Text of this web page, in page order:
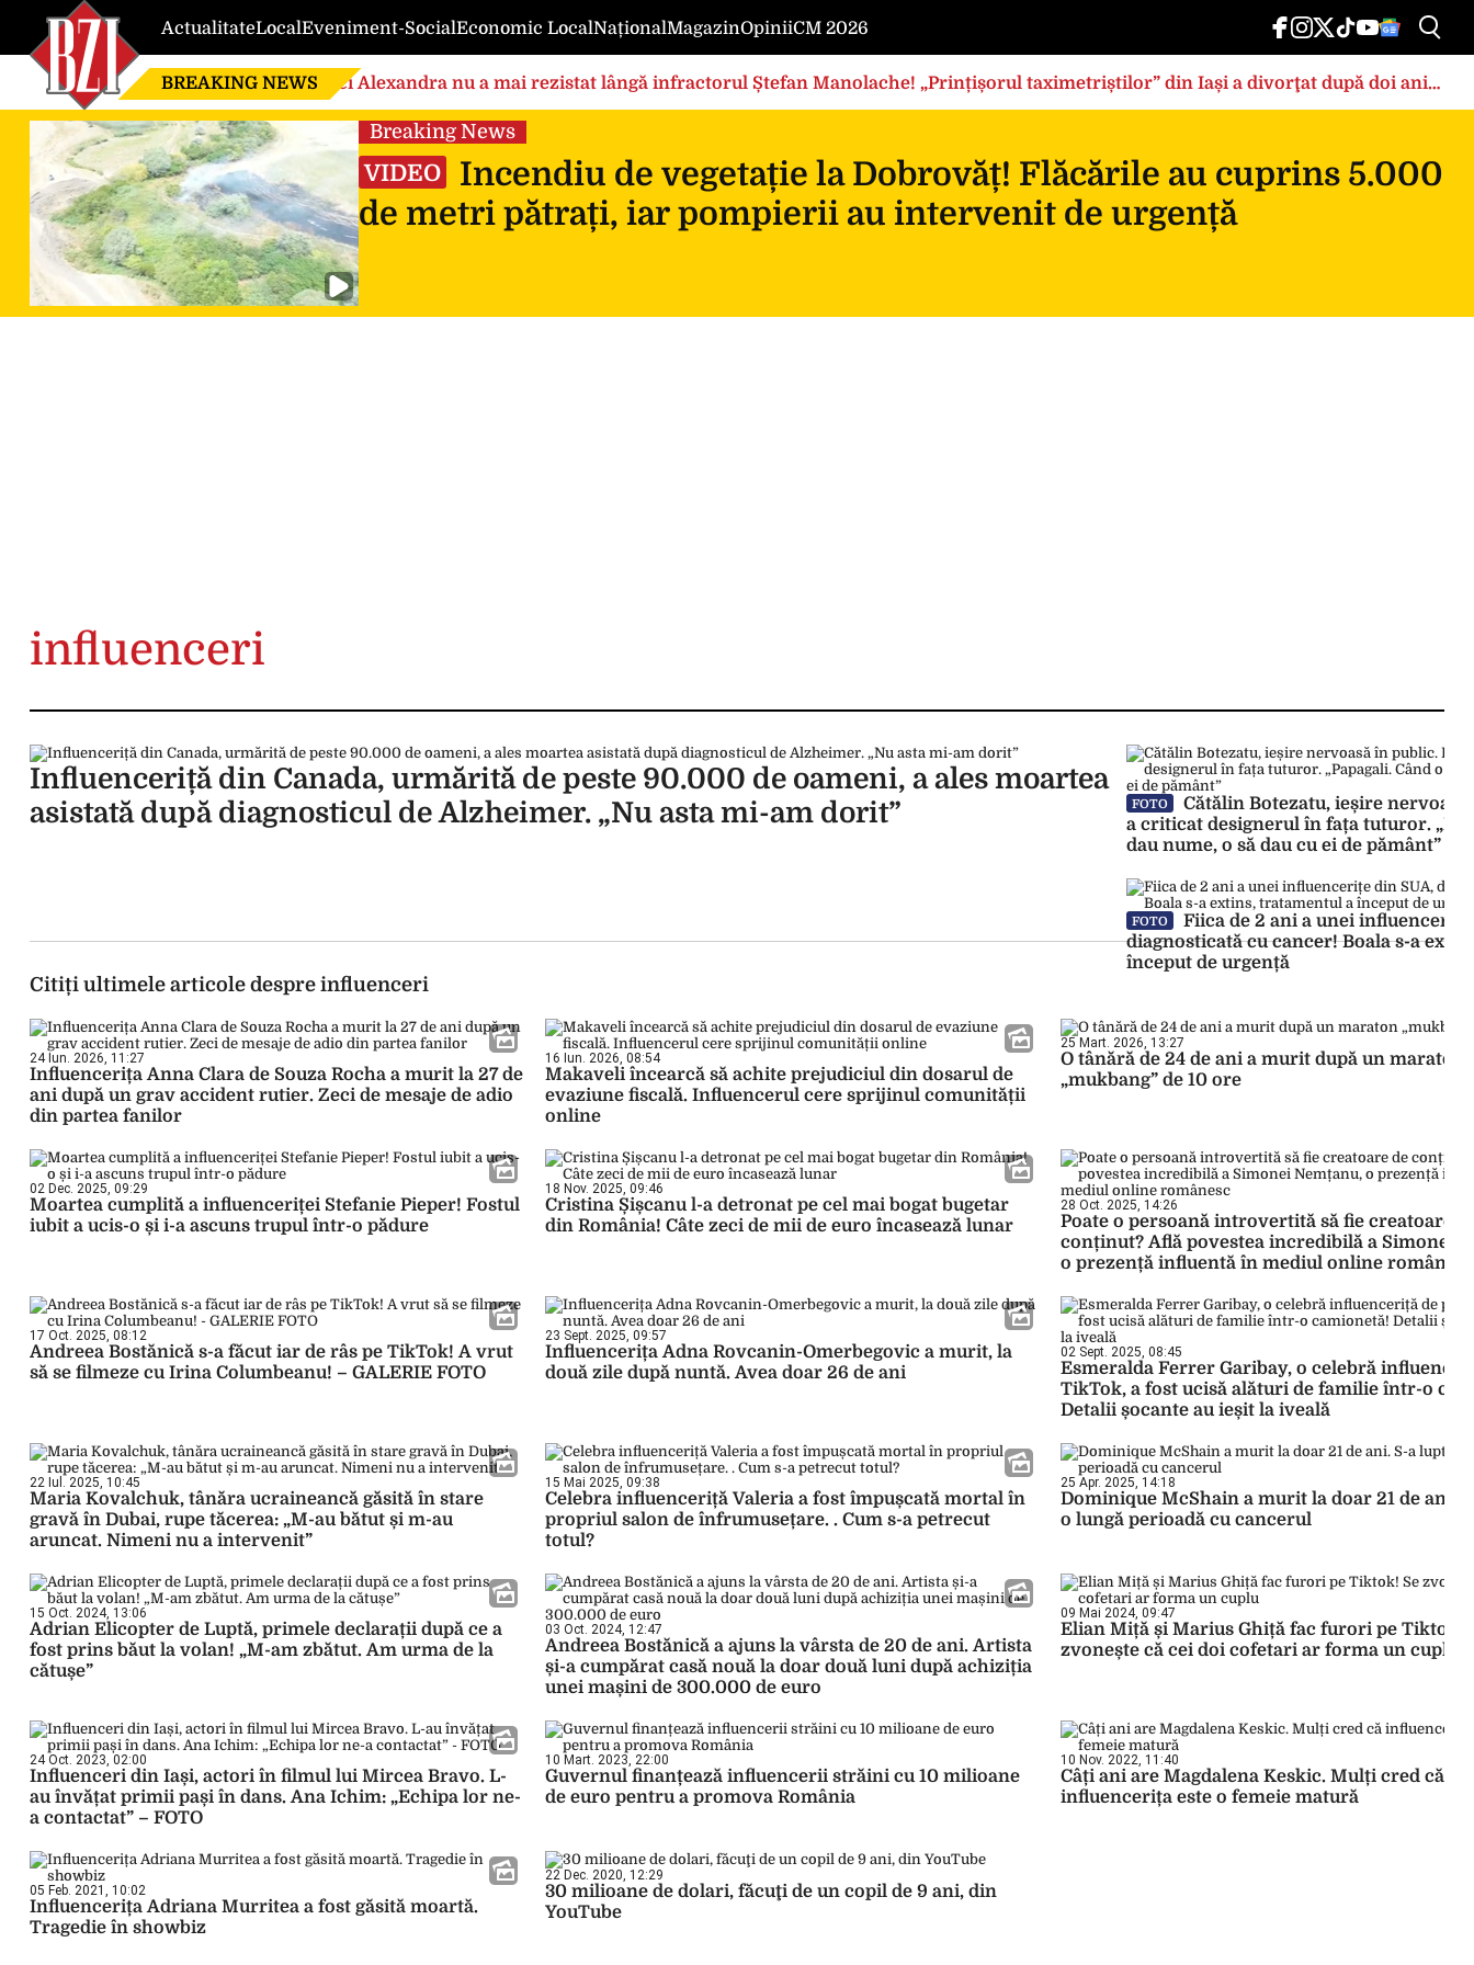
ActualitateLocalEveniment-SocialEconomic LocalNaționalMagazinOpiniiCM 2026
BREAKING NEWS Nici Alexandra nu a mai rezistat lângă infractorul Ștefan Manolache! „Prințișorul taximetriștilor” din Iași a divorţat după doi ani
de căsnicie
Breaking News
VIDEO
Incendiu de vegetație la Dobrovăț! Flăcările au cuprins 5.000
de metri pătrați, iar pompierii au intervenit de urgență
influenceri
Influenceriță din Canada, urmărită de peste 90.000 de oameni, a ales moartea
asistată după diagnosticul de Alzheimer. „Nu asta mi-am dorit”
FOTO
Cătălin Botezatu, ieșire
a criticat designerul în fața tuturor.
dau nume, o să dau cu ei de pământ”
FOTO
Fiica de 2 ani a unei influencerițe
diagnosticată cu cancer! Boala s-a
început de urgență
Citiți ultimele articole despre influenceri
24 Iun. 2026, 11:27
Influencerița Anna Clara de Souza Rocha a murit la 27 de
ani după un grav accident rutier. Zeci de mesaje de adio
din partea fanilor
16 Iun. 2026, 08:54
Makaveli încearcă să achite prejudiciul din dosarul de
evaziune fiscală. Influencerul cere sprijinul comunității
online
25 Mart. 2026, 13:27
O tânără de 24 de ani a murit după un maraton
„mukbang” de 10 ore
02 Dec. 2025, 09:29
Moartea cumplită a influenceriței Stefanie Pieper! Fostul
iubit a ucis-o și i-a ascuns trupul într-o pădure
18 Nov. 2025, 09:46
Cristina Șișcanu l-a detronat pe cel mai bogat bugetar
din România! Câte zeci de mii de euro încasează lunar
28 Oct. 2025, 14:26
Poate o persoană introvertită să fie creatoare
conținut? Află povestea incredibilă a Simonei
o prezență influentă în mediul online românesc
17 Oct. 2025, 08:12
Andreea Bostănică s-a făcut iar de râs pe TikTok! A vrut
să se filmeze cu Irina Columbeanu! – GALERIE FOTO
23 Sept. 2025, 09:57
Influencerița Adna Rovcanin-Omerbegovic a murit, la
două zile după nuntă. Avea doar 26 de ani
02 Sept. 2025, 08:45
Esmeralda Ferrer Garibay, o celebră
TikTok, a fost ucisă alături de familie într-o
Detalii șocante au ieșit la iveală
22 Iul. 2025, 10:45
Maria Kovalchuk, tânăra ucraineancă găsită în stare
gravă în Dubai, rupe tăcerea: „M-au bătut și m-au
aruncat. Nimeni nu a intervenit”
15 Mai 2025, 09:38
Celebra influenceriță Valeria a fost împușcată mortal în
propriul salon de înfrumusețare. . Cum s-a petrecut
totul?
25 Apr. 2025, 14:18
Dominique McShain a murit la doar 21 de ani.
o lungă perioadă cu cancerul
15 Oct. 2024, 13:06
Adrian Elicopter de Luptă, primele declarații după ce a
fost prins băut la volan! „M-am zbătut. Am urma de la
cătușe”
03 Oct. 2024, 12:47
Andreea Bostănică a ajuns la vârsta de 20 de ani. Artista
și-a cumpărat casă nouă la doar două luni după achiziția
unei mașini de 300.000 de euro
09 Mai 2024, 09:47
Elian Miță și Marius Ghiță fac furori pe Tiktok!
zvonește că cei doi cofetari ar forma un cuplu
24 Oct. 2023, 02:00
Influenceri din Iași, actori în filmul lui Mircea Bravo. L-
au învățat primii pași în dans. Ana Ichim: „Echipa lor ne-
a contactat” – FOTO
10 Mart. 2023, 22:00
Guvernul finanțează influencerii străini cu 10 milioane
de euro pentru a promova România
10 Nov. 2022, 11:40
Câți ani are Magdalena Keskic. Mulți cred că
influencerița este o femeie matură
05 Feb. 2021, 10:02
Influencerița Adriana Murritea a fost găsită moartă.
Tragedie în showbiz
22 Dec. 2020, 12:29
30 milioane de dolari, făcuţi de un copil de 9 ani, din
YouTube